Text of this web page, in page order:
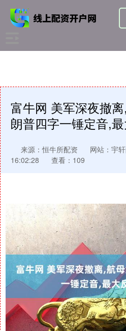
富牛网 美军深夜撤
朗普四字一锤定音,
来源：恒牛所配资 网站：宇
16:02:28
查看：109